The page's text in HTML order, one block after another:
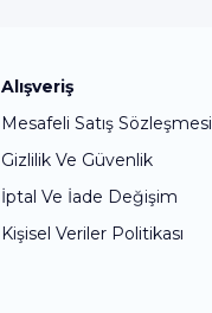
Alışveriş
Mesafeli Satış Sözleşmesi
Gizlilik Ve Güvenlik
İptal Ve İade Değişim
Kişisel Veriler Politikası